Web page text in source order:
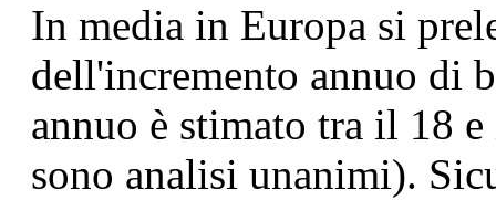
In media in Europa si
dell'incremento annuo di
annuo è stimato tra il 18
sono analisi unanimi).